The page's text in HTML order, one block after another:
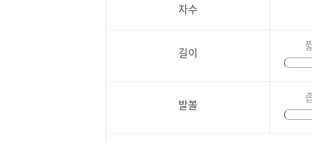
자수
길이
발볼